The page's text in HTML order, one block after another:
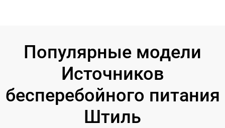
Популярные модели
Источников
бесперебойного питания
Штиль